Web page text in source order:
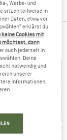
, Werbe- und
sitzen teilweise in
Daten, etwa vor
erklärst du
keine Cookies mit
möchtest, dann
auch jederzeit in
Deine
notwendig und
unserer
Informationen,